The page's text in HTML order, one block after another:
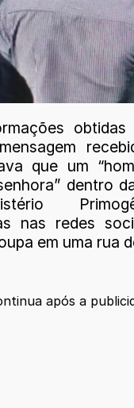
que um
dentro
nas redes
em uma rua
após a